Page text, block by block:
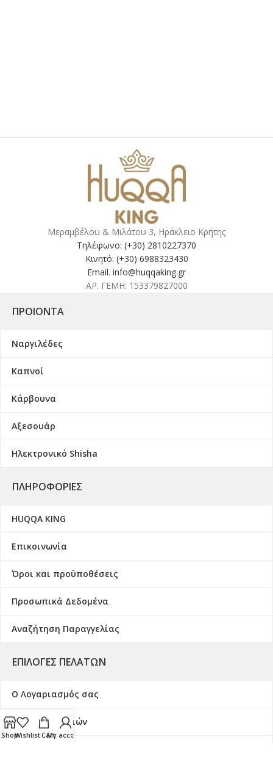
Μεραμβέλου & Μιλάτου 3, Ηράκλειο Κρήτης
Τηλέφωνο: (+30) 2810227370
Κινητό: (+30) 6988323430
Email. info@huqqaking.gr
ΑΡ. ΓΕΜΗ: 153379827000
ΠΡΟΙΌΝΤΑ
Ναργιλέδες
Καπνοί
Κάρβουνα
Αξεσουάρ
Ηλεκτρονικό Shisha
ΠΛΗΡΟΦΟΡΊΕΣ
HUQQA KING
Επικοινωνία
Όροι και προϋποθέσεις
Προσωπικά Δεδομένα
Αναζήτηση Παραγγελίας
ΕΠΙΛΟΓΈΣ ΠΕΛΑΤΏΝ
Ο Λογαριασμός σας
Λίστα Επιθυμιών
ShopWishlistCart
My account